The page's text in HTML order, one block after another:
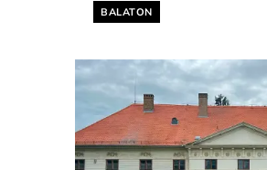
Helyszín címkék:
BALATON